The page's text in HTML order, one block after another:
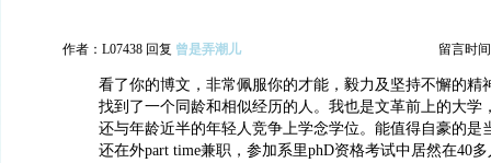
作者：L07438 回复 曾是弄潮儿 留言时
看了你的博文，非常佩服你的才能，毅力及坚持不懈的精
找到了一个同龄和相似经历的人。我也是文革前上的大学
还与年龄近半的年轻人竞争上学念学位。能值得自豪的是
还在外part time兼职，参加系里phD资格考试中居然在40